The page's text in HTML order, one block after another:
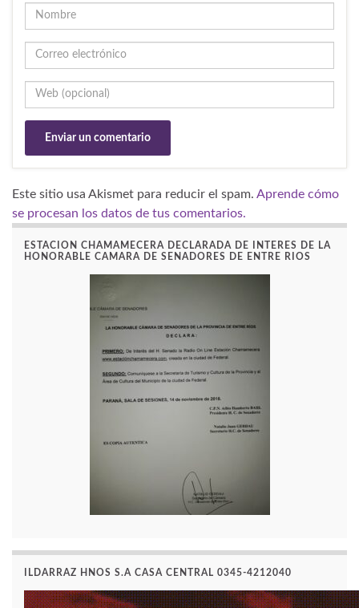
Este sitio usa Akismet para reducir el spam. Aprende cómo
se procesan los datos de tus comentarios.
ESTACION CHAMAMECERA DECLARADA DE INTERES DE LA
HONORABLE CAMARA DE SENADORES DE ENTRE RIOS
ILDARRAZ HNOS S.A CASA CENTRAL 0345-4212040